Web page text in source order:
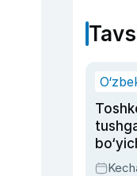
hukmi